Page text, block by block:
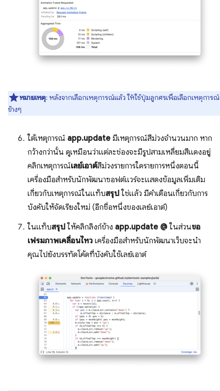
หมายเหตุ: หลังจากเลือกเหตุการณ์แล้ว ให้ใช้ปุ่มลูกศรเพื่อเลือกเหตุการณ์
ข้างๆ
ใต้เหตุการณ์ app.update มีเหตุการณ์สีม่วงจำนวนมาก หาก
กว้างกว่านั้น ดูเหมือนว่าแต่ละช่องจะมีรูปสามเหลี่ยมสีแดงอยู่
คลิกเหตุการณ์เลย์เอาต์สีม่วงรายการใดรายการหนึ่งตอนนี้
เครื่องมือสำหรับนักพัฒนาซอฟต์แวร์จะแสดงข้อมูลเพิ่มเติม
เกี่ยวกับเหตุการณ์ในแท็บสรุปใช่แล้ว มีคำเตือนเกี่ยวกับการ
บังคับให้จัดเรียงใหม่ (อีกชื่อหนึ่งของเลย์เอาต์)
ในแท็บสรุปให้คลิกลิงก์ข้าง app.update @ในส่วนขอ
เฟรมภาพเคลื่อนไหว เครื่องมือสำหรับนักพัฒนาเว็บจะนำ
คุณไปยังบรรทัดโค้ดที่บังคับใช้เลย์เอาต์